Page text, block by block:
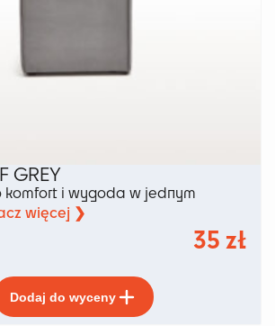
GREY
komfort i wygoda w jednym
więcej ❯
35 zł
Dodaj do wyceny
produkt